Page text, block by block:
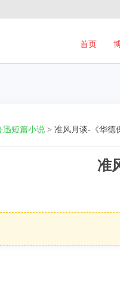
首页
迅短篇小说 > 准风月谈-《华德
准